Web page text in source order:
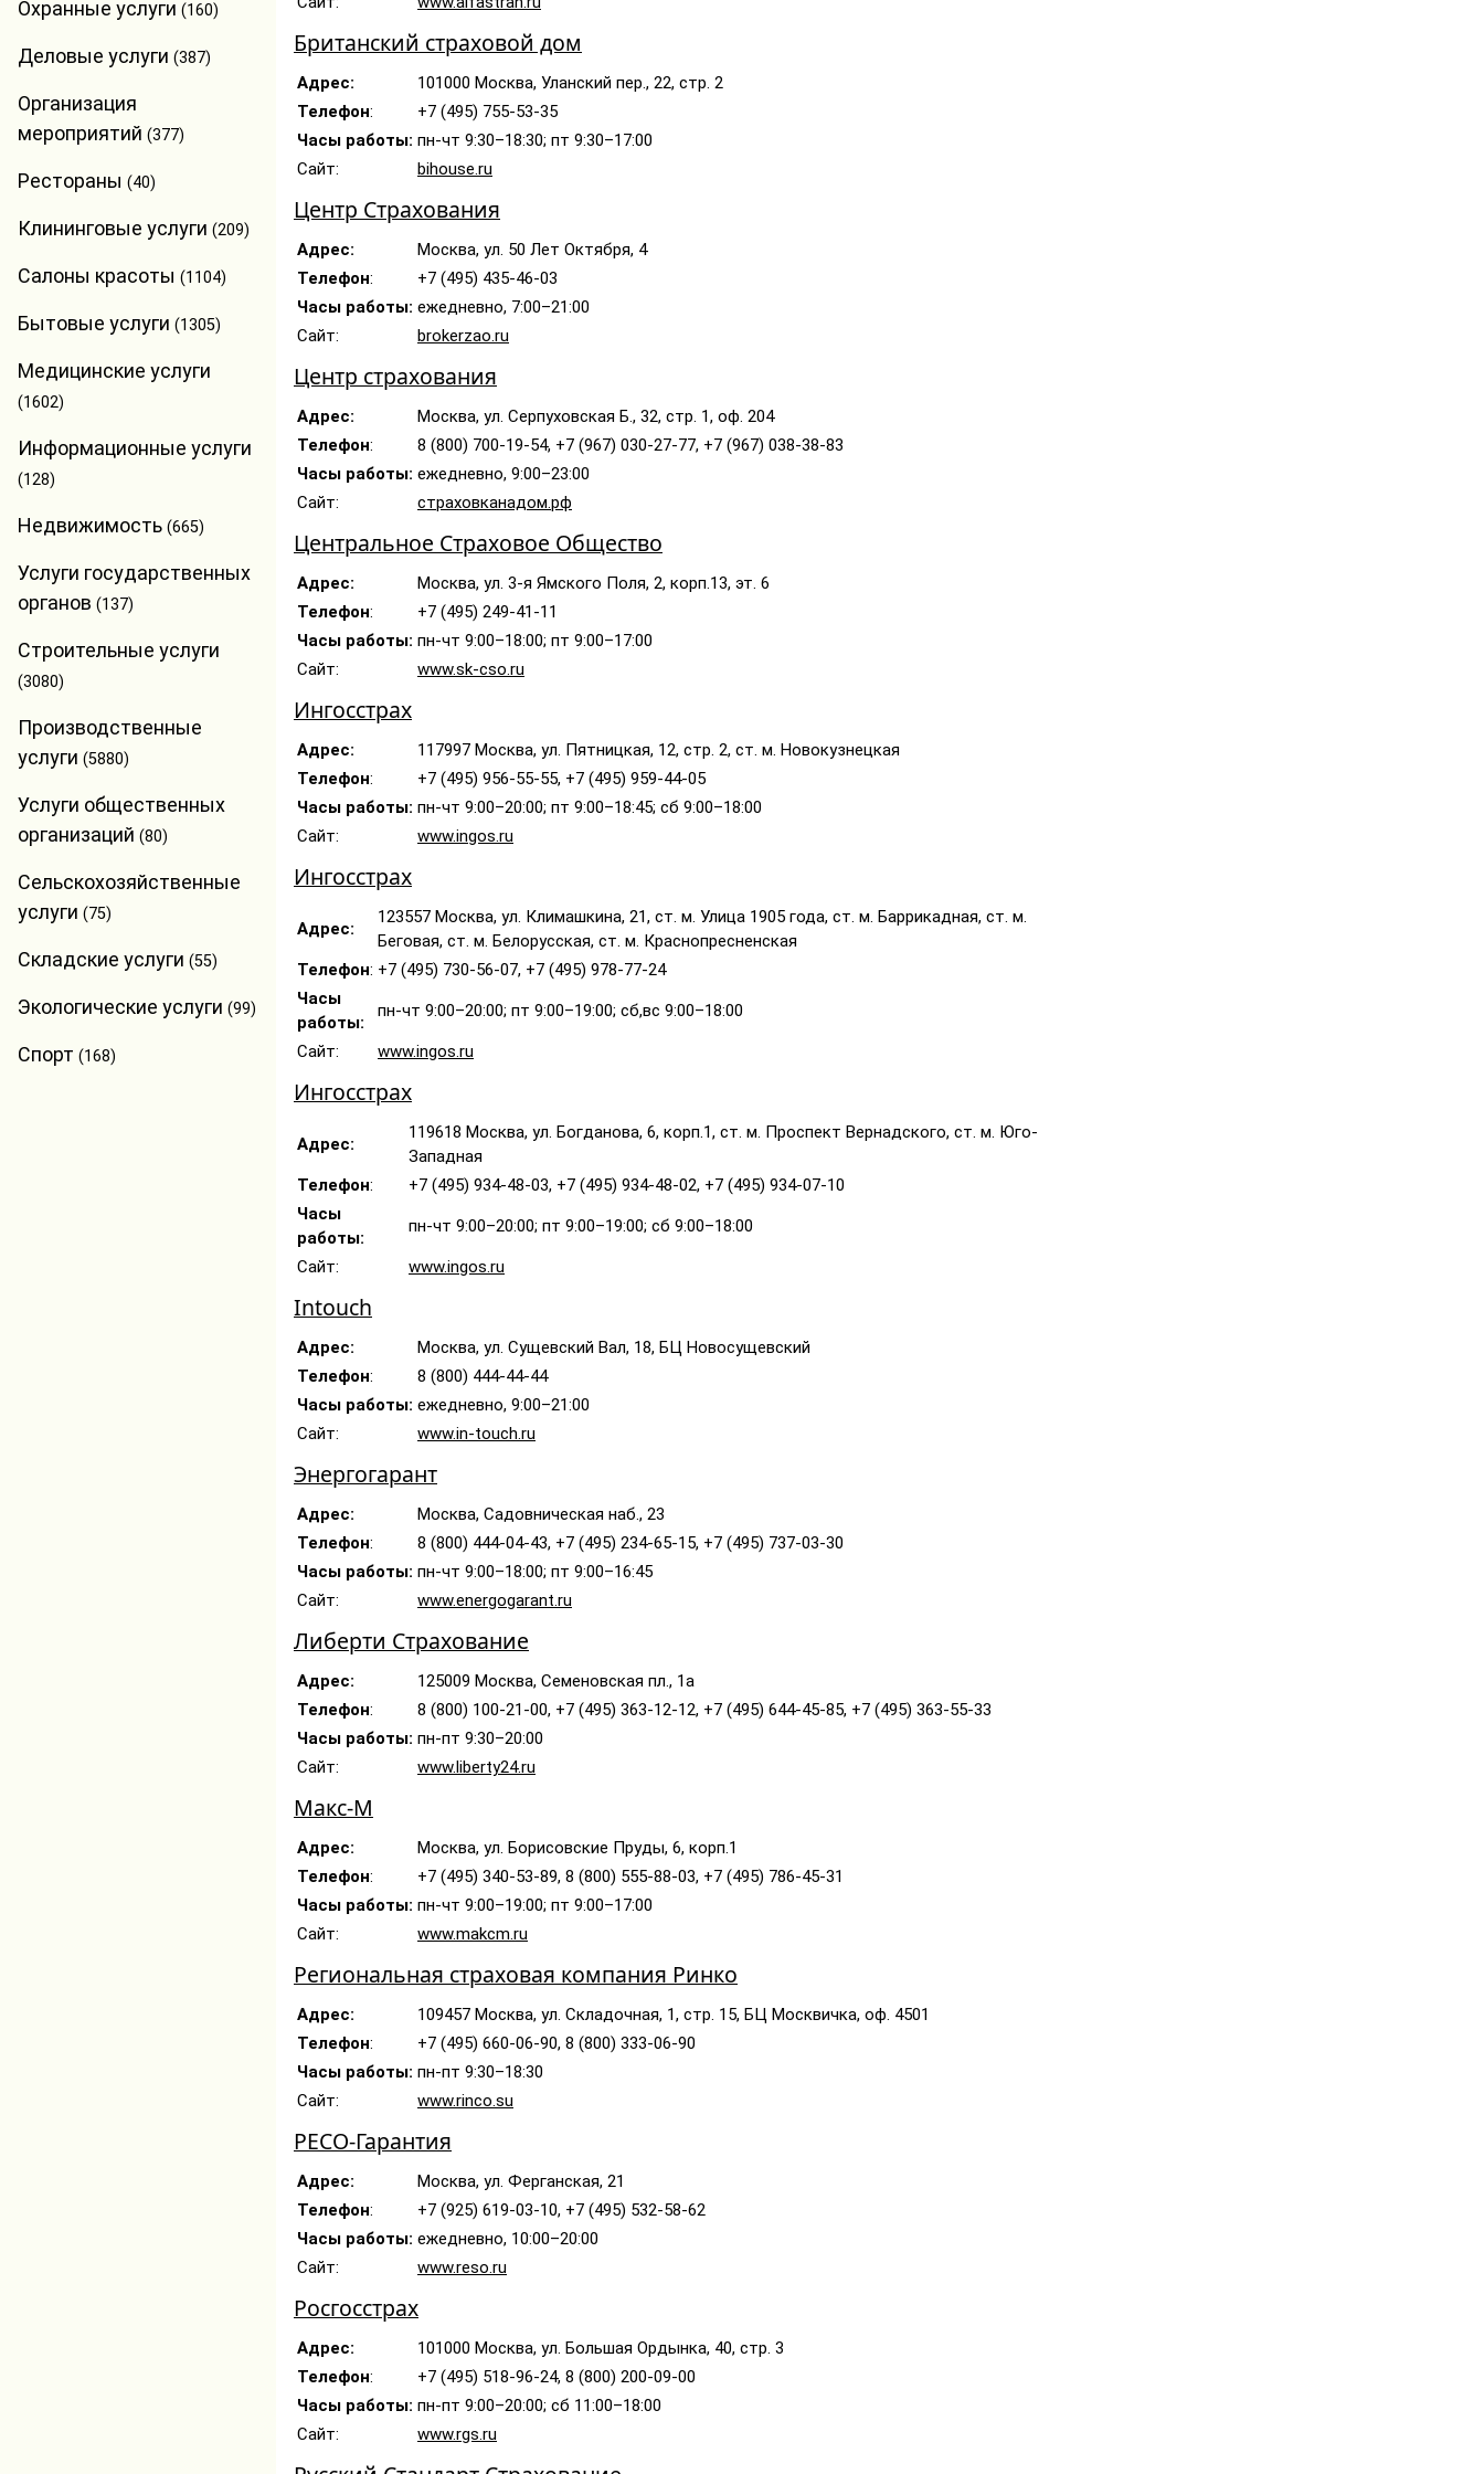
Охранные услуги (160)
Деловые услуги (387)
Организация
мероприятий (377)
Рестораны (40)
Клининговые услуги (209)
Салоны красоты (1104)
Бытовые услуги (1305)
Медицинские услуги
(1602)
Информационные услуги
(128)
Недвижимость (665)
Услуги государственных
органов (137)
Строительные услуги
(3080)
Производственные
услуги (5880)
Услуги общественных
организаций (80)
Сельскохозяйственные
услуги (75)
Складские услуги (55)
Экологические услуги (99)
Спорт (168)
Британский страховой дом
Адрес:
101000 Москва, Уланский пер., 22, стр. 2
Телефон:
+7 (495) 755-53-35
Часы работы: пн-чт 9:30–18:30; пт 9:30–17:00
Сайт:
bihouse.ru
Центр Страхования
Адрес:
Москва, ул. 50 Лет Октября, 4
Телефон:
+7 (495) 435-46-03
Часы работы: ежедневно, 7:00–21:00
Сайт:
brokerzao.ru
Центр страхования
Адрес:
Москва, ул. Серпуховская Б., 32, стр. 1, оф. 204
Телефон:
8 (800) 700-19-54, +7 (967) 030-27-77, +7 (967) 038-38-83
Часы работы: ежедневно, 9:00–23:00
Сайт:
страховканадом.рф
Центральное Страховое Общество
Адрес:
Москва, ул. 3-я Ямского Поля, 2, корп.13, эт. 6
Телефон:
+7 (495) 249-41-11
Часы работы: пн-чт 9:00–18:00; пт 9:00–17:00
Сайт:
www.sk-cso.ru
Ингосстрах
Адрес:
117997 Москва, ул. Пятницкая, 12, стр. 2, ст. м. Новокузнецкая
Телефон:
+7 (495) 956-55-55, +7 (495) 959-44-05
Часы работы: пн-чт 9:00–20:00; пт 9:00–18:45; сб 9:00–18:00
Сайт:
www.ingos.ru
Ингосстрах
Адрес:
123557 Москва, ул. Климашкина, 21, ст. м. Улица 1905 года, ст. м. Баррикадная, ст. м.
Беговая, ст. м. Белорусская, ст. м. Краснопресненская
Телефон: +7 (495) 730-56-07, +7 (495) 978-77-24
Часы
работы:
пн-чт 9:00–20:00; пт 9:00–19:00; сб,вс 9:00–18:00
Сайт: www.ingos.ru
Ингосстрах
Адрес:
119618 Москва, ул. Богданова, 6, корп.1, ст. м. Проспект Вернадского, ст. м. Юго-
Западная
Телефон:
+7 (495) 934-48-03, +7 (495) 934-48-02, +7 (495) 934-07-10
Часы
работы:
пн-чт 9:00–20:00; пт 9:00–19:00; сб 9:00–18:00
Сайт: www.ingos.ru
Intouch
Адрес:
Москва, ул. Сущевский Вал, 18, БЦ Новосущевский
Телефон:
8 (800) 444-44-44
Часы работы: ежедневно, 9:00–21:00
Сайт:
www.in-touch.ru
Энергогарант
Адрес:
Москва, Садовническая наб., 23
Телефон:
8 (800) 444-04-43, +7 (495) 234-65-15, +7 (495) 737-03-30
Часы работы: пн-чт 9:00–18:00; пт 9:00–16:45
Сайт:
www.energogarant.ru
Либерти Страхование
Адрес:
125009 Москва, Семеновская пл., 1а
Телефон:
8 (800) 100-21-00, +7 (495) 363-12-12, +7 (495) 644-45-85, +7 (495) 363-55-33
Часы работы: пн-пт 9:30–20:00
Сайт:
www.liberty24.ru
Макс-М
Адрес:
Москва, ул. Борисовские Пруды, 6, корп.1
Телефон:
+7 (495) 340-53-89, 8 (800) 555-88-03, +7 (495) 786-45-31
Часы работы: пн-чт 9:00–19:00; пт 9:00–17:00
Сайт:
www.makcm.ru
Региональная страховая компания Ринко
Адрес:
109457 Москва, ул. Складочная, 1, стр. 15, БЦ Москвичка, оф. 4501
Телефон:
+7 (495) 660-06-90, 8 (800) 333-06-90
Часы работы: пн-пт 9:30–18:30
Сайт:
www.rinco.su
РЕСО-Гарантия
Адрес:
Москва, ул. Ферганская, 21
Телефон:
+7 (925) 619-03-10, +7 (495) 532-58-62
Часы работы: ежедневно, 10:00–20:00
Сайт:
www.reso.ru
Росгосстрах
Адрес:
101000 Москва, ул. Большая Ордынка, 40, стр. 3
Телефон:
+7 (495) 518-96-24, 8 (800) 200-09-00
Часы работы: пн-пт 9:00–20:00; сб 11:00–18:00
Сайт:
www.rgs.ru